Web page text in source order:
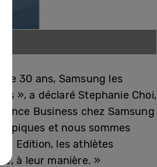
30 ans, Samsung les
», a déclaré Stephanie Choi,
Business chez Samsung
et nous sommes
Edition, les athlètes
à leur manière. »